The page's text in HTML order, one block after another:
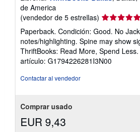
de America
(vendedor de 5 estrellas) Calificación
del
vendedor:
5
de
5
Paperback. Condición: Good. No
notes/highlighting. Spine may show
ThriftBooks: Read More, Spend Less.
artículo: G1794226281I3N00
Contactar al vendedor
Comprar usado
EUR 9,43